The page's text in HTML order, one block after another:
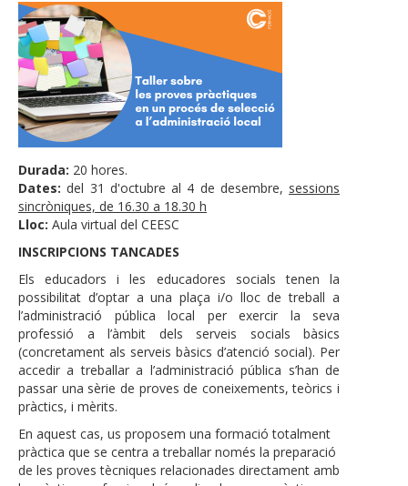
Durada: 20 hores.
Dates:del 31 d'octubre al 4 de desembre, sessions
sincròniques, de 16.30 a 18.30 h
Lloc: Aula virtual del CEESC
INSCRIPCIONS TANCADES
Els educadors i les educadores socials tenen la
possibilitat d’optar a una plaça i/o lloc de treball a
l’administració pública local per exercir la seva
professió a l’àmbit dels serveis socials bàsics
(concretament als serveis bàsics d’atenció social). Per
accedir a treballar a l’administració pública s’han de
passar una sèrie de proves de coneixements, teòrics i
pràctics, i mèrits.
En aquest cas, us proposem una formació totalment
pràctica que se centra a treballar només la preparació
de les proves tècniques relacionades directament amb